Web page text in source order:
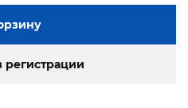
регистрации